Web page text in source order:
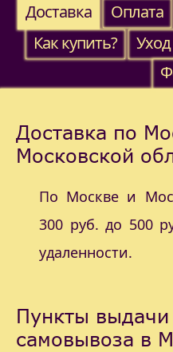
Доставка
Оплата
Как купить?
Уход
Доставка по
Московской
По Москве и
300 руб. до 500
удаленности.
Пункты выдачи
самовывоза в